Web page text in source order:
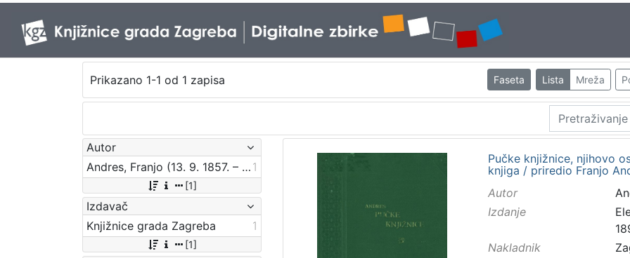
Prikazano 1-1 od 1 zapisa Faseta Lista Mreža
Autor
Andres, Franjo (13. 9. 1857. – 16. 7. 1935.) 1
[1]
Izdavač
Knjižnice grada Zagreba
1
[1]
Pučke knjižnice, njihovo
knjiga / priredio Franjo
Autor
Izdanje
Nakladnik